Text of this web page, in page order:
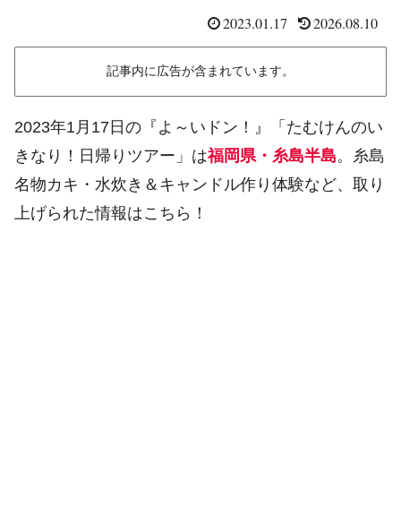
2023.01.17 2026.08.10
記事内に広告が含まれています。
2023年1月17日の『よ～いドン！』「たむけんのい
きなり！日帰りツアー」は福岡県・糸島半島。糸島
名物カキ・水炊き＆キャンドル作り体験など、取り
上げられた情報はこちら！